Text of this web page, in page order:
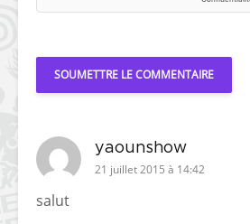
yaounshow
21 juillet 2015 à 14:42
salut